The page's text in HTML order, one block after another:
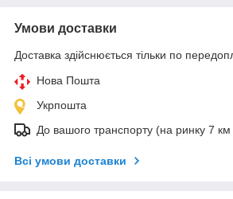
Умови доставки
Доставка здійснюється тільки по
Нова Пошта
Укрпошта
До вашого транспорту (на ринку 7 км
Всі умови доставки